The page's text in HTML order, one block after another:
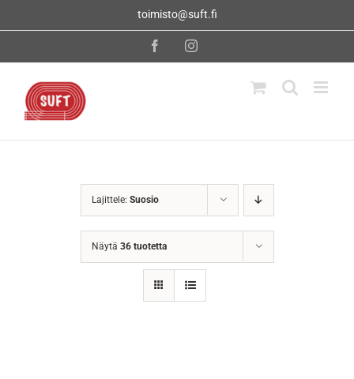
toimisto@suft.fi
FacebookInstagram
Lajittele: Suosio
Näytä 36 tuotetta